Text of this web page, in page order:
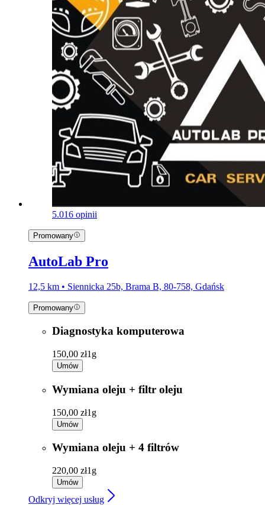
5.016 opinii
Promowany
AutoLab Pro
12,5 km • Siennicka 25b, Brama B, 80-758, Gdańsk
Promowany
Diagnostyka komputerowa
150,00 zł1g
Umów
Wymiana oleju + filtr oleju
150,00 zł1g
Umów
Wymiana oleju + 4 filtrów
220,00 zł1g
Umów
Odkryj więcej usług